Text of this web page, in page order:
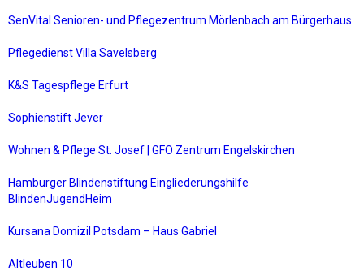
SenVital Senioren- und Pflegezentrum Mörlenbach am Bürgerhaus
Pflegedienst Villa Savelsberg
K&S Tagespflege Erfurt
Sophienstift Jever
Wohnen & Pflege St. Josef | GFO Zentrum Engelskirchen
Hamburger Blindenstiftung Eingliederungshilfe
BlindenJugendHeim
Kursana Domizil Potsdam – Haus Gabriel
Altleuben 10